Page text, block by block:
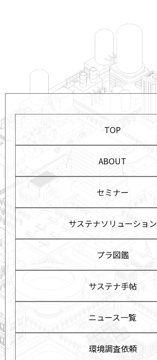
TOP
ABOUT
セミナー
サステナソリューション
プラ図鑑
サステナ手帖
ニュース一覧
環境調査依頼